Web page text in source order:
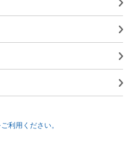
利用ください。